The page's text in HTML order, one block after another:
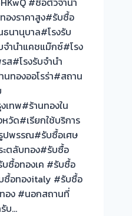
องราคาสูง#รับซื้อ
นานุบาล#โรงรับ
ำนำแคชแม๊กซ์#โรง
ส#โรงรับจำนำ
ทองออโรร่า#สถาน
เทพ#ร้านทองใน
วัด#เรียกใช้บริการ
ปพรรณ#รับซื้อเศษ
ตลับทอง#รับซื้อ
ซื้อทองเค #รับซื้อ
ซื้อทองitaly #รับซื้อ
อง #นอกสถานที่
บ…